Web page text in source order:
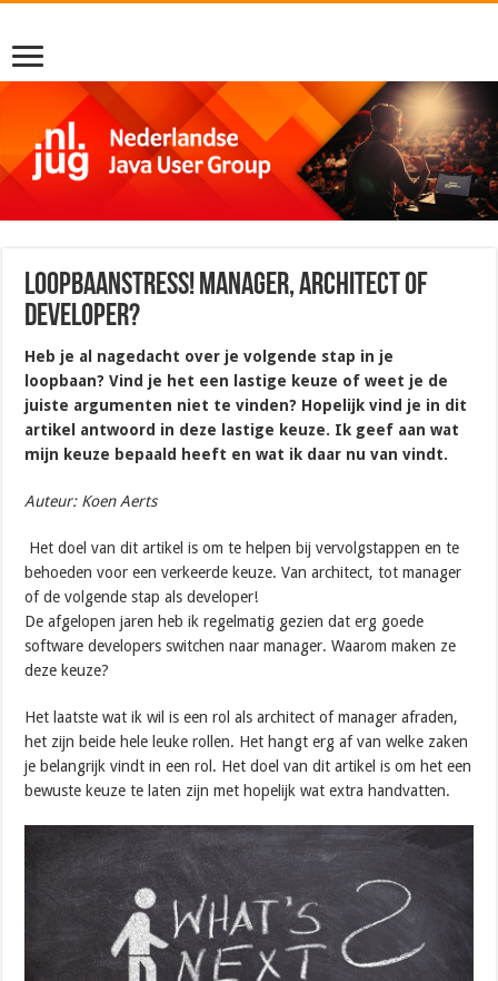
Loopbaanstress! Manager, architect of
developer?
Heb je al nagedacht over je volgende stap in je
loopbaan? Vind je het een lastige keuze of weet je de
juiste argumenten niet te vinden? Hopelijk vind je in dit
artikel antwoord in deze lastige keuze. Ik geef aan wat
mijn keuze bepaald heeft en wat ik daar nu van vindt.
Auteur: Koen Aerts
Het doel van dit artikel is om te helpen bij vervolgstappen en te
behoeden voor een verkeerde keuze. Van architect, tot manager
of de volgende stap als developer!
De afgelopen jaren heb ik regelmatig gezien dat erg goede
software developers switchen naar manager. Waarom maken ze
deze keuze?
Het laatste wat ik wil is een rol als architect of manager afraden,
het zijn beide hele leuke rollen. Het hangt erg af van welke zaken
je belangrijk vindt in een rol. Het doel van dit artikel is om het een
bewuste keuze te laten zijn met hopelijk wat extra handvatten.